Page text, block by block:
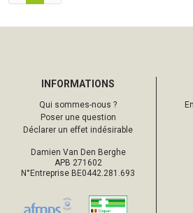
INFORMATIONS
Qui sommes-nous ?
Poser une question
Déclarer un effet indésirable
Damien Van Den Berghe
APB 271602
N°Entreprise BE0442.281.693